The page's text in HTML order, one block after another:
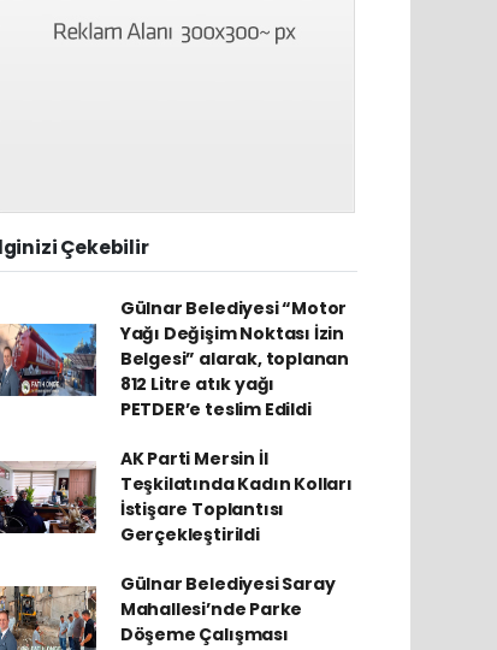
Çekebilir
Gülnar Belediyesi “Motor
Yağı Değişim Noktası İzin
Belgesi” alarak, toplanan
812 Litre atık yağı
PETDER’e teslim Edildi
AK Parti Mersin İl
Teşkilatında Kadın Kolları
İstişare Toplantısı
Gerçekleştirildi
Gülnar Belediyesi Saray
Mahallesi’nde Parke
Döşeme Çalışması